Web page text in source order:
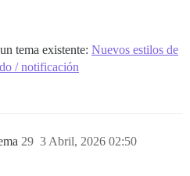
tema existente: Nuevos estilos de
/ notificación
3 Abril, 2026 02:50
29